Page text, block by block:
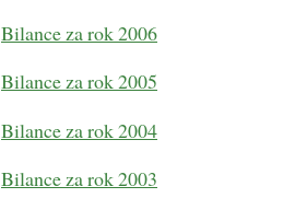
Bilance za rok 2006
Bilance za rok 2005
Bilance za rok 2004
Bilance za rok 2003